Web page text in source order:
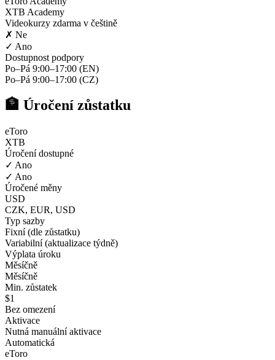
XTB Academy
Videokurzy zdarma v češtině
✗ Ne
✓ Ano
Dostupnost podpory
Po–Pá 9:00–17:00 (EN)
Po–Pá 9:00–17:00 (CZ)
🏦 Úročení zůstatku
eToro
XTB
Úročení dostupné
✓ Ano
✓ Ano
Úročené měny
USD
CZK, EUR, USD
Typ sazby
Fixní (dle zůstatku)
Variabilní (aktualizace týdně)
Výplata úroku
Měsíčně
Měsíčně
Min. zůstatek
$1
Bez omezení
Aktivace
Nutná manuální aktivace
Automatická
eToro